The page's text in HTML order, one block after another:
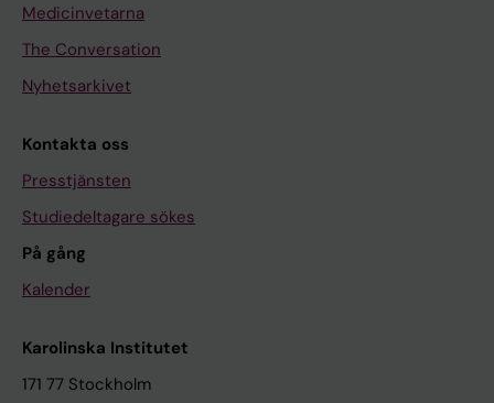
Medicinvetarna
The Conversation
Nyhetsarkivet
Kontakta oss
Presstjänsten
Studiedeltagare sökes
På gång
Kalender
Karolinska Institutet
171 77 Stockholm